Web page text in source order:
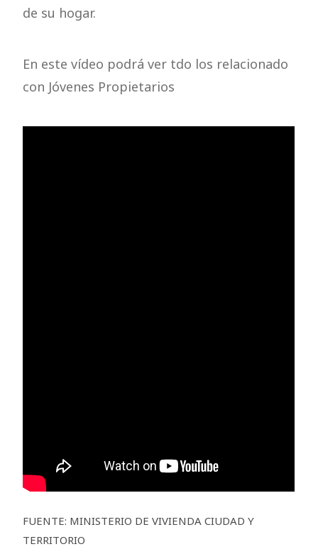
de su hogar.
En este vídeo podrá ver tdo los relacionado
con Jóvenes Propietarios
FUENTE: MINISTERIO DE VIVIENDA CIUDAD Y
TERRITORIO